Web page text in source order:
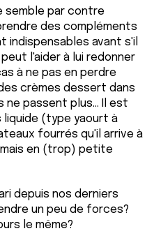
semble par contre
des compléments
indispensables avant s'il
l'aider à lui redonner
à ne pas en perdre
crèmes dessert dans
ne passent plus... Il est
liquide (type yaourt à
fourrés qu'il arrive à
en (trop) petite
depuis nos derniers
un peu de forces?
le même?